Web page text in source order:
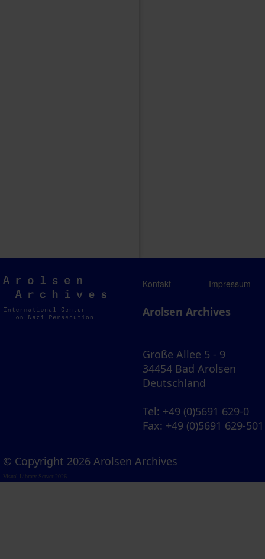
Arolsen
Archives
Kontakt Impressum
Arolsen Archives
Große Allee 5 - 9
34454 Bad Arolsen
Deutschland
Tel: +49 (0)5691 629-0
Fax: +49 (0)5691 629-501
© Copyright 2026 Arolsen Archives
Visual Library Server 2026